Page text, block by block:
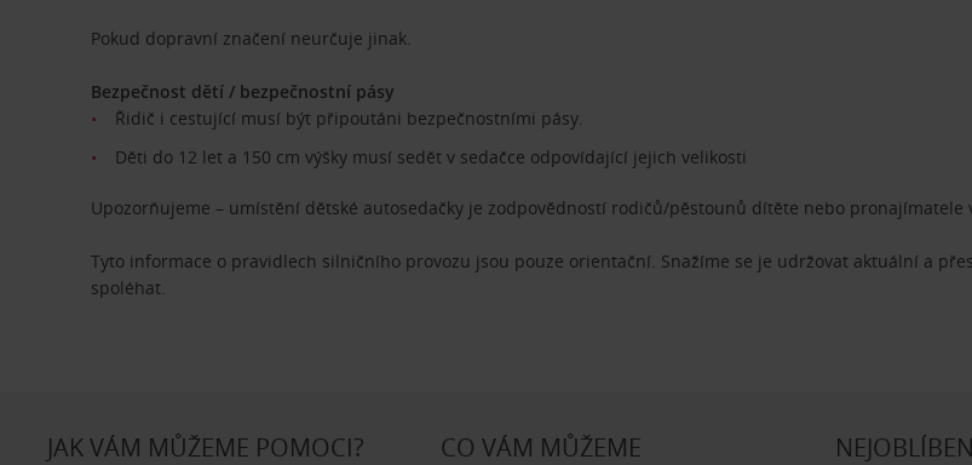
Pokud dopravní značení neurčuje jinak.
Bezpečnost dětí / bezpečnostní pásy
Řidič i cestující musí být připoutáni bezpečnostními pásy.
Děti do 12 let a 150 cm výšky musí sedět v sedačce odpovídající jejich velikosti
Upozorňujeme – umístění dětské autosedačky je zodpovědností rodičů/pěstounů dítěte nebo pronajímatele
Tyto informace o pravidlech silničního provozu jsou pouze orientační. Snažíme se je udržovat aktuální a
spoléhat.
JAK VÁM MŮŽEME POMOCI?
CO VÁM MŮŽEME